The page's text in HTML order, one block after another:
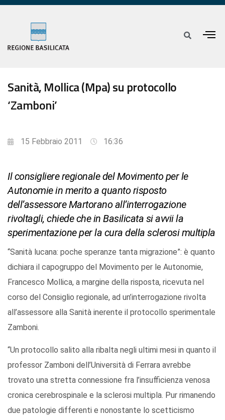
Sanità, Mollica (Mpa) su protocollo
‘Zamboni’
15 Febbraio 2011 16:36
Il consigliere regionale del Movimento per le
Autonomie in merito a quanto risposto
dell’assessore Martorano all’interrogazione
rivoltagli, chiede che in Basilicata si avvii la
sperimentazione per la cura della sclerosi multipla
“Sanità lucana: poche speranze tanta migrazione”: è quanto
dichiara il capogruppo del Movimento per le Autonomie,
Francesco Mollica, a margine della risposta, ricevuta nel
corso del Consiglio regionale, ad un’interrogazione rivolta
all’assessore alla Sanità inerente il protocollo sperimentale
Zamboni.
“Un protocollo salito alla ribalta negli ultimi mesi in quanto il
professor Zamboni dell’Università di Ferrara avrebbe
trovato una stretta connessione fra l’insufficienza venosa
cronica cerebrospinale e la sclerosi multipla. Pur rimanendo
due patologie differenti e nonostante lo scetticismo